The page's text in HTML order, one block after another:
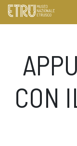
CON